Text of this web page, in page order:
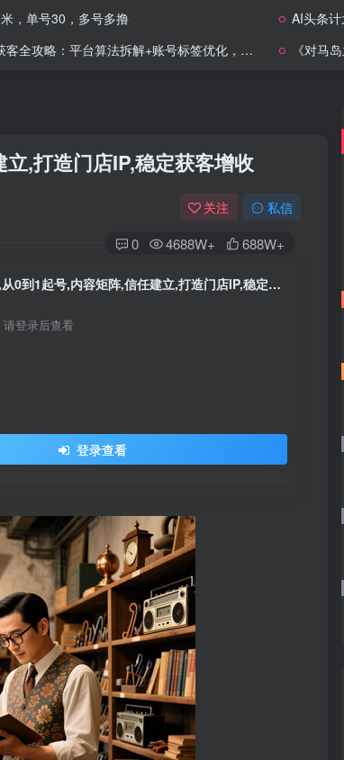
，单号30，多号多撸
AI头条计
略：平台算法拆解+账号标签优化，百条日更与爆款选题方法 《对马
,打造门店IP,稳定获客增收
关注 私信
0 4688W+ 688W+
实体老板IP打造课,从0到1起号,内容矩阵,信任建立,打造门店IP,稳定获客增收
登录后查看
登录查看